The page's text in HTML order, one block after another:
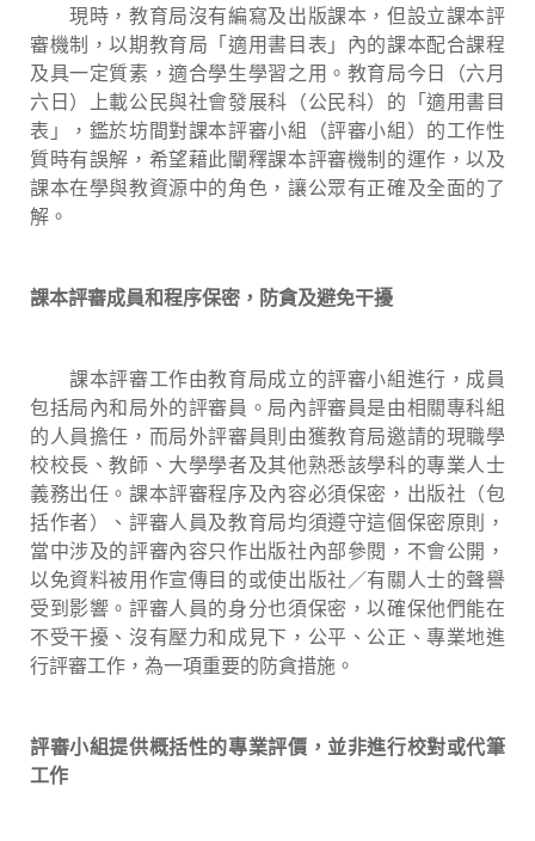
現時，教育局沒有編寫及出版課本，但設立課本評
審機制，以期教育局「適用書目表」內的課本配合課程
及具一定質素，適合學生學習之用。教育局今日（六月
六日）上載公民與社會發展科（公民科）的「適用書目
表」，鑑於坊間對課本評審小組（評審小組）的工作性
質時有誤解，希望藉此闡釋課本評審機制的運作，以及
課本在學與教資源中的角色，讓公眾有正確及全面的了
解。
課本評審成員和程序保密，防貪及避免干擾
課本評審工作由教育局成立的評審小組進行，成員
包括局內和局外的評審員。局內評審員是由相關專科組
的人員擔任，而局外評審員則由獲教育局邀請的現職學
校校長、教師、大學學者及其他熟悉該學科的專業人士
義務出任。課本評審程序及內容必須保密，出版社（包
括作者）、評審人員及教育局均須遵守這個保密原則，
當中涉及的評審內容只作出版社內部參閱，不會公開，
以免資料被用作宣傳目的或使出版社／有關人士的聲譽
受到影響。評審人員的身分也須保密，以確保他們能在
不受干擾、沒有壓力和成見下，公平、公正、專業地進
行評審工作，為一項重要的防貪措施。
評審小組提供概括性的專業評價，並非進行校對或代筆
工作